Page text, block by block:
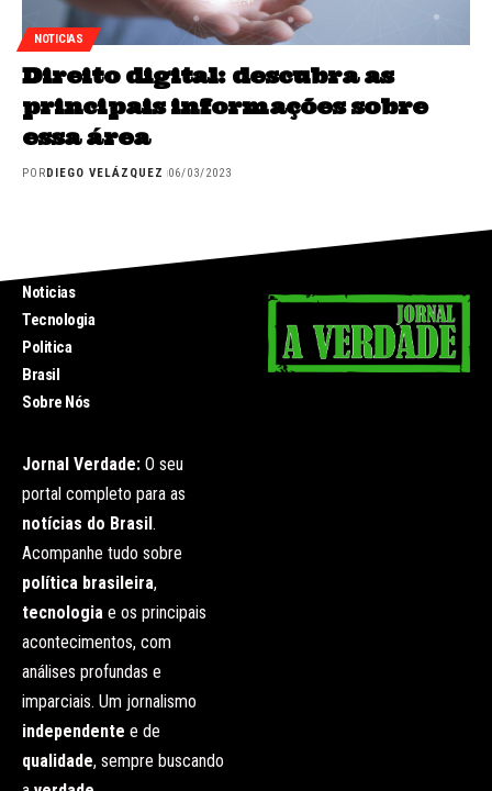
NOTICIAS
Direito digital: descubra as
principais informações sobre
essa área
PORDIEGO VELÁZQUEZ 06/03/2023
Noticias
Tecnologia
Politica
Brasil
Sobre Nós
Jornal Verdade: O seu
portal completo para as
notícias do Brasil.
Acompanhe tudo sobre
política brasileira,
tecnologia e os principais
acontecimentos, com
análises profundas e
imparciais. Um jornalismo
independente e de
qualidade, sempre buscando